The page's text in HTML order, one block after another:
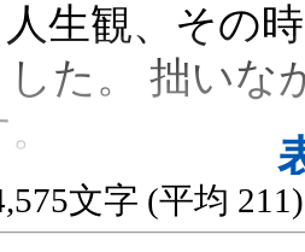
生観、その
た。 拙いな
短歌文字 (平均 211)